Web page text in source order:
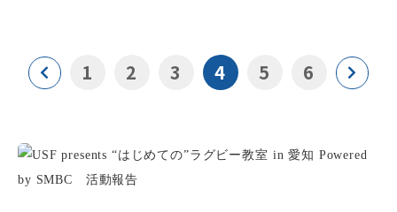
1 2 3 4 5 6